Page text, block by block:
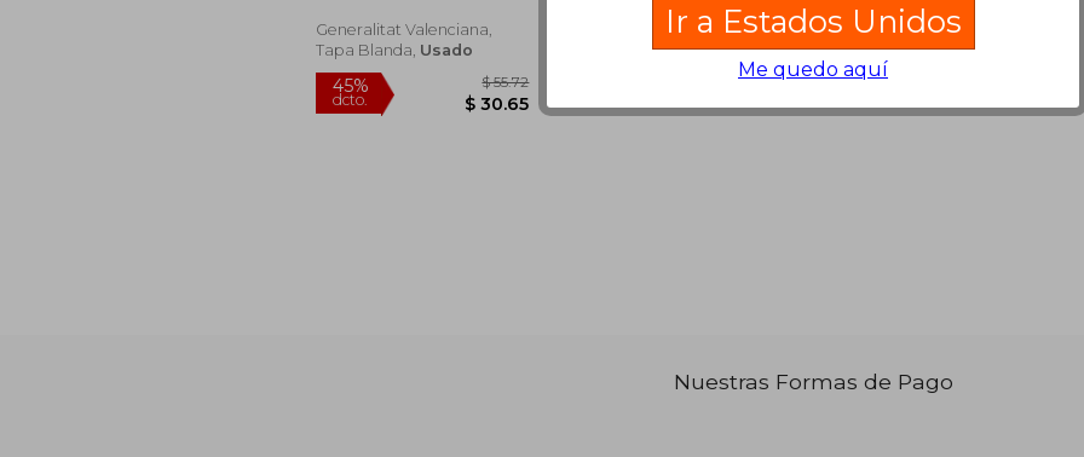
Generalitat Valenciana,
Tapa Blanda, Usado
Nuestras Formas de Pago
Ir a Estados Unidos
Me quedo aquí